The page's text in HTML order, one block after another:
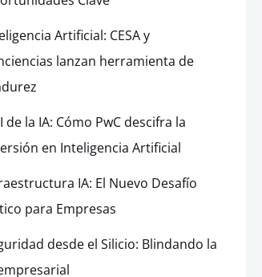
Artificial: CESA y
lanzan herramienta de
de la IA: Cómo PwC descifra la
en Inteligencia Artificial
IA: El Nuevo Desafío
para Empresas
desde el Silicio: Blindando la